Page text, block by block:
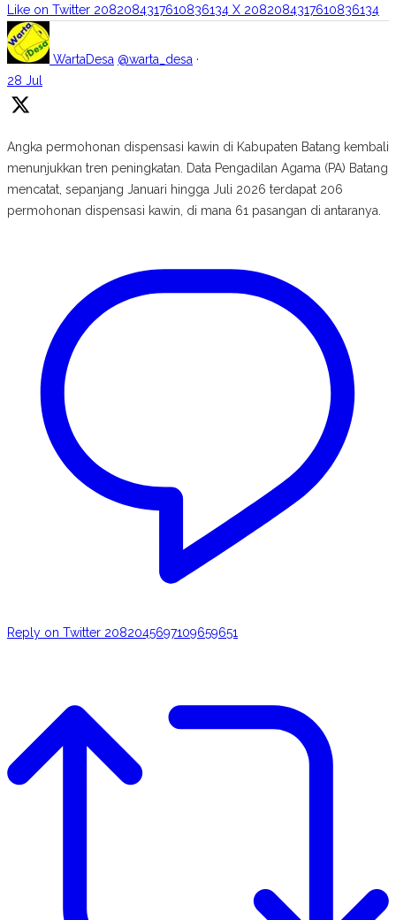
Like on Twitter 2082084317610836134 X 2082084317610836134
WartaDesa @warta_desa ·
28 Jul
Angka permohonan dispensasi kawin di Kabupaten Batang kembali
menunjukkan tren peningkatan. Data Pengadilan Agama (PA) Batang
mencatat, sepanjang Januari hingga Juli 2026 terdapat 206
permohonan dispensasi kawin, di mana 61 pasangan di antaranya.
Reply on Twitter 2082045697109659651